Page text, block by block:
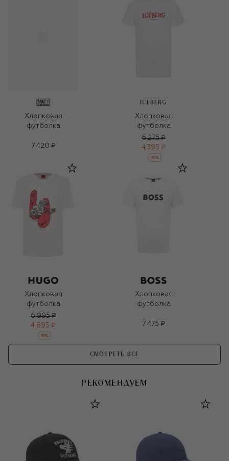
Хлопковая
футболка
7 420 ₽
ICEBERG
Хлопковая
футболка
6 275 ₽
4 395 ₽
-30%
Хлопковая
футболка
6 995 ₽
4 895 ₽
-30%
Хлопковая
футболка
7 475 ₽
СМОТРЕТЬ ВСЕ
РЕКОМЕНДУЕМ